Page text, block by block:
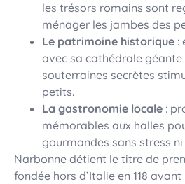
les trésors romains sont
ménager les jambes des
Le patrimoine historique :
avec sa cathédrale géante
souterraines secrètes
petits.
La gastronomie locale :
mémorables aux halles
gourmandes sans stress
Narbonne détient le titre de
fondée hors d’Italie en 118